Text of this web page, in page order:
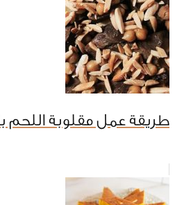
طريقة عمل مقلوبة اللحم